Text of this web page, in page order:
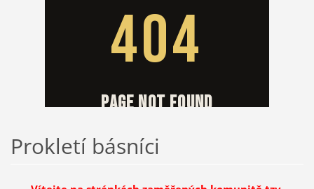
Prokletí básníci